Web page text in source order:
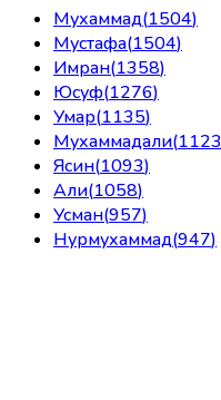
Мухаммад(1504)
Мустафа(1504)
Имран(1358)
Юсуф(1276)
Умар(1135)
Мухаммадали(1123
Ясин(1093)
Али(1058)
Усман(957)
Нурмухаммад(947)